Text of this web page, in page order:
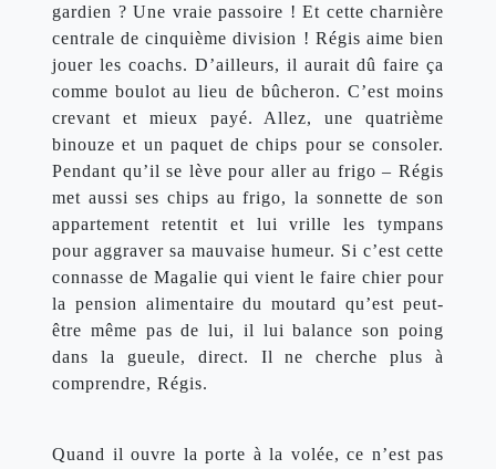
gardien ? Une vraie passoire ! Et cette charnière
centrale de cinquième division ! Régis aime bien
jouer les coachs. D’ailleurs, il aurait dû faire ça
comme boulot au lieu de bûcheron. C’est moins
crevant et mieux payé. Allez, une quatrième
binouze et un paquet de chips pour se consoler.
Pendant qu’il se lève pour aller au frigo – Régis
met aussi ses chips au frigo, la sonnette de son
appartement retentit et lui vrille les tympans
pour aggraver sa mauvaise humeur. Si c’est cette
connasse de Magalie qui vient le faire chier pour
la pension alimentaire du moutard qu’est peut-
être même pas de lui, il lui balance son poing
dans la gueule, direct. Il ne cherche plus à
comprendre, Régis.
Quand il ouvre la porte à la volée, ce n’est pas